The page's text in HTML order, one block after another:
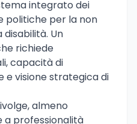
integrato dei
politiche per la non
Un
richiede
capacità di
e visione strategica di
almeno
a professionalità